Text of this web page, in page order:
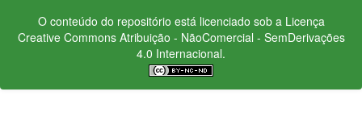
O conteúdo do repositório está licenciado sob a Licença
Creative CommonsAtribuição - NãoComercial - SemDerivações
4.0 Internacional.